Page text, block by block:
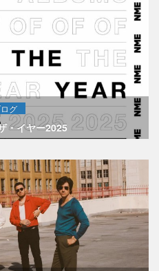
グ
・イヤー2025